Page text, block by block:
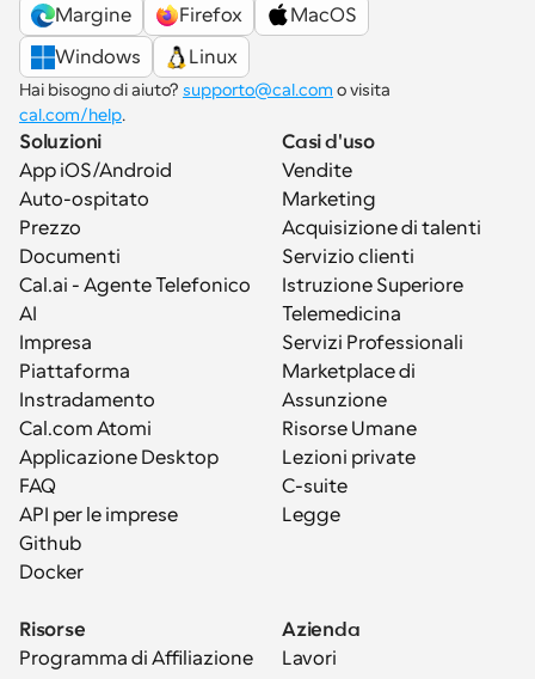
Margine
Firefox
MacOS
Windows
Linux
Hai bisogno di aiuto? supporto@cal.com
cal.com/help.
Soluzioni
App iOS/Android
Auto-ospitato
Prezzo
Documenti
Cal.ai - Agente Telefonico
AI
Impresa
Piattaforma
Instradamento
Cal.com Atomi
Applicazione Desktop
FAQ
API per le imprese
Github
Docker
Casi d'uso
Vendite
Marketing
Acquisizione di talenti
Servizio clienti
Istruzione Superiore
Telemedicina
Servizi Professionali
Marketplace di
Assunzione
Risorse Umane
Lezioni private
C-suite
Legge
Risorse
Programma di Affiliazione
Azienda
Lavori